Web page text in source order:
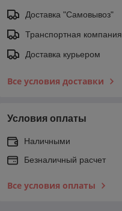
Доставка "Самовывоз"
Транспортная компания
Доставка курьером
Все условия доставки
Условия оплаты
Наличными
Безналичный расчет
Все условия оплаты